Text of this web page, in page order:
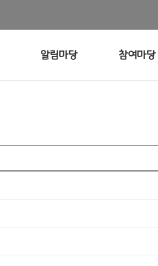
알림마당 참여마당